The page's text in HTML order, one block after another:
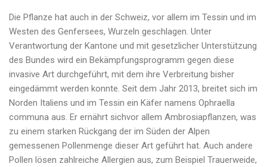
Die Pflanze hat auch in der Schweiz, vor allem im Tessin und im
Westen des Genfersees, Wurzeln geschlagen. Unter
Verantwortung der Kantone und mit gesetzlicher Unterstützung
des Bundes wird ein Bekämpfungsprogramm gegen diese
invasive Art durchgeführt, mit dem ihre Verbreitung bisher
eingedämmt werden konnte. Seit dem Jahr 2013, breitet sich im
Norden Italiens und im Tessin ein Käfer namens Ophraella
communa aus. Er ernährt sichvor allem Ambrosiapflanzen, was
zu einem starken Rückgang der im Süden der Alpen
gemessenen Pollenmenge dieser Art geführt hat. Auch andere
Pollen lösen zahlreiche Allergien aus, zum Beispiel Trauerweide,